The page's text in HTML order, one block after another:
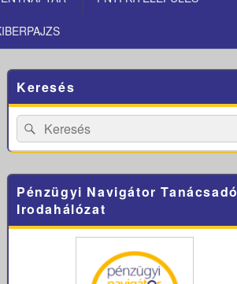
Sidebar
Widget
Area
Keresés
Search
for:
Search
Pénzügyi Navigátor Tanácsadó
Irodahálózat